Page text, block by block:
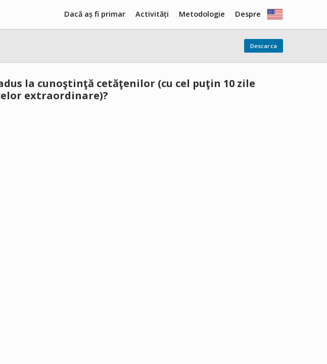
Despre
Metodologie
Activități
Dacă aș fi primar
Descarca
la cunoştinţă cetăţenilor (cu cel puţin 10 zile
extraordinare)?